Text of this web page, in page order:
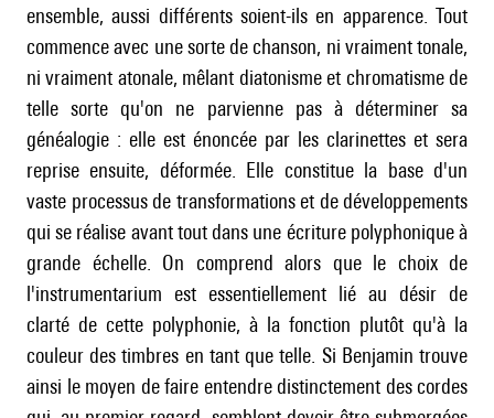
ensemble, aussi différents soient-ils en apparence. Tout
commence avec une sorte de chanson, ni vraiment tonale,
ni vraiment atonale, mêlant diatonisme et chromatisme de
telle sorte qu'on ne parvienne pas à déterminer sa
généalogie : elle est énoncée par les clarinettes et sera
reprise ensuite, déformée. Elle constitue la base d'un
vaste processus de transformations et de développements
qui se réalise avant tout dans une écriture polyphonique à
grande échelle. On comprend alors que le choix de
l'instrumentarium est essentiellement lié au désir de
clarté de cette polyphonie, à la fonction plutôt qu'à la
couleur des timbres en tant que telle. Si Benjamin trouve
ainsi le moyen de faire entendre distinctement des cordes